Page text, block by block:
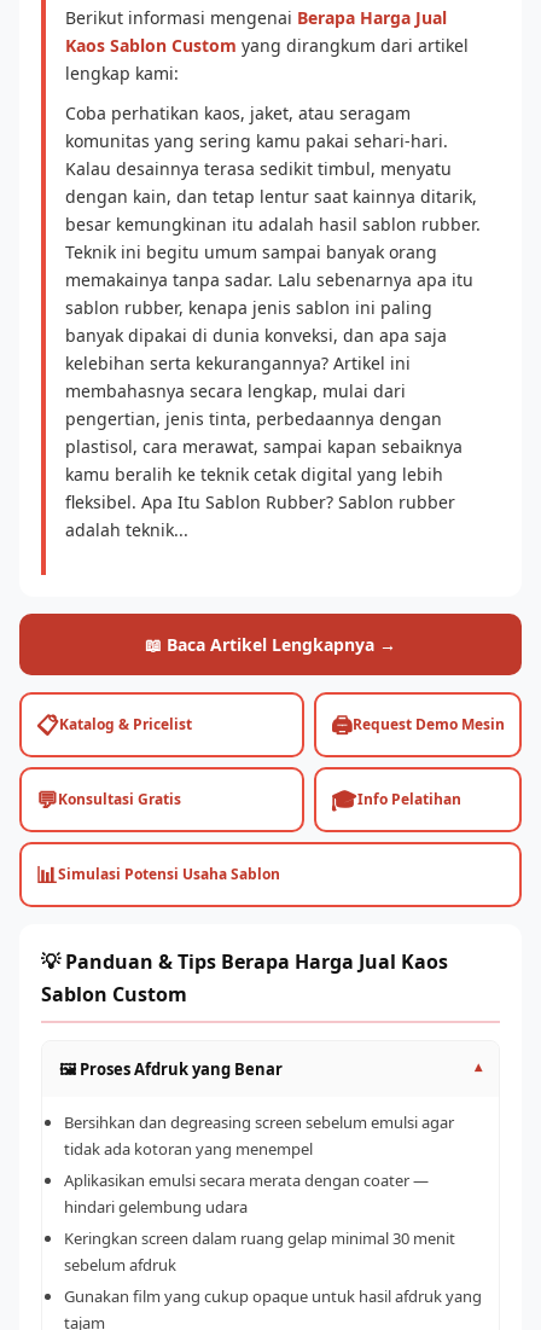
Berikut informasi mengenai Berapa Harga Jual
Kaos Sablon Custom yang dirangkum dari artikel
lengkap kami:
Coba perhatikan kaos, jaket, atau seragam
komunitas yang sering kamu pakai sehari-hari.
Kalau desainnya terasa sedikit timbul, menyatu
dengan kain, dan tetap lentur saat kainnya ditarik,
besar kemungkinan itu adalah hasil sablon rubber.
Teknik ini begitu umum sampai banyak orang
memakainya tanpa sadar. Lalu sebenarnya apa itu
sablon rubber, kenapa jenis sablon ini paling
banyak dipakai di dunia konveksi, dan apa saja
kelebihan serta kekurangannya? Artikel ini
membahasnya secara lengkap, mulai dari
pengertian, jenis tinta, perbedaannya dengan
plastisol, cara merawat, sampai kapan sebaiknya
kamu beralih ke teknik cetak digital yang lebih
fleksibel. Apa Itu Sablon Rubber? Sablon rubber
adalah teknik...
📖 Baca Artikel Lengkapnya →
📋Katalog & Pricelist 🖨️Request Demo Mesin
💬Konsultasi Gratis 🎓Info Pelatihan
📊Simulasi Potensi Usaha Sablon
💡 Panduan & Tips Berapa Harga Jual Kaos
Sablon Custom
🖼️ Proses Afdruk yang Benar ▾
Bersihkan dan degreasing screen sebelum emulsi agar
tidak ada kotoran yang menempel
Aplikasikan emulsi secara merata dengan coater —
hindari gelembung udara
Keringkan screen dalam ruang gelap minimal 30 menit
sebelum afdruk
Gunakan film yang cukup opaque untuk hasil afdruk yang
tajam